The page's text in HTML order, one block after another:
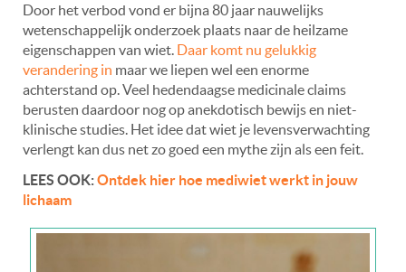
Door het verbod vond er bijna 80 jaar nauwelijks
wetenschappelijk onderzoek plaats naar de heilzame
eigenschappen van wiet. Daar komt nu gelukkig
verandering in maar we liepen wel een enorme
achterstand op. Veel hedendaagse medicinale claims
berusten daardoor nog op anekdotisch bewijs en niet-
klinische studies. Het idee dat wiet je levensverwachting
verlengt kan dus net zo goed een mythe zijn als een feit.
LEES OOK:Ontdek hier hoe mediwiet werkt in jouw
lichaam